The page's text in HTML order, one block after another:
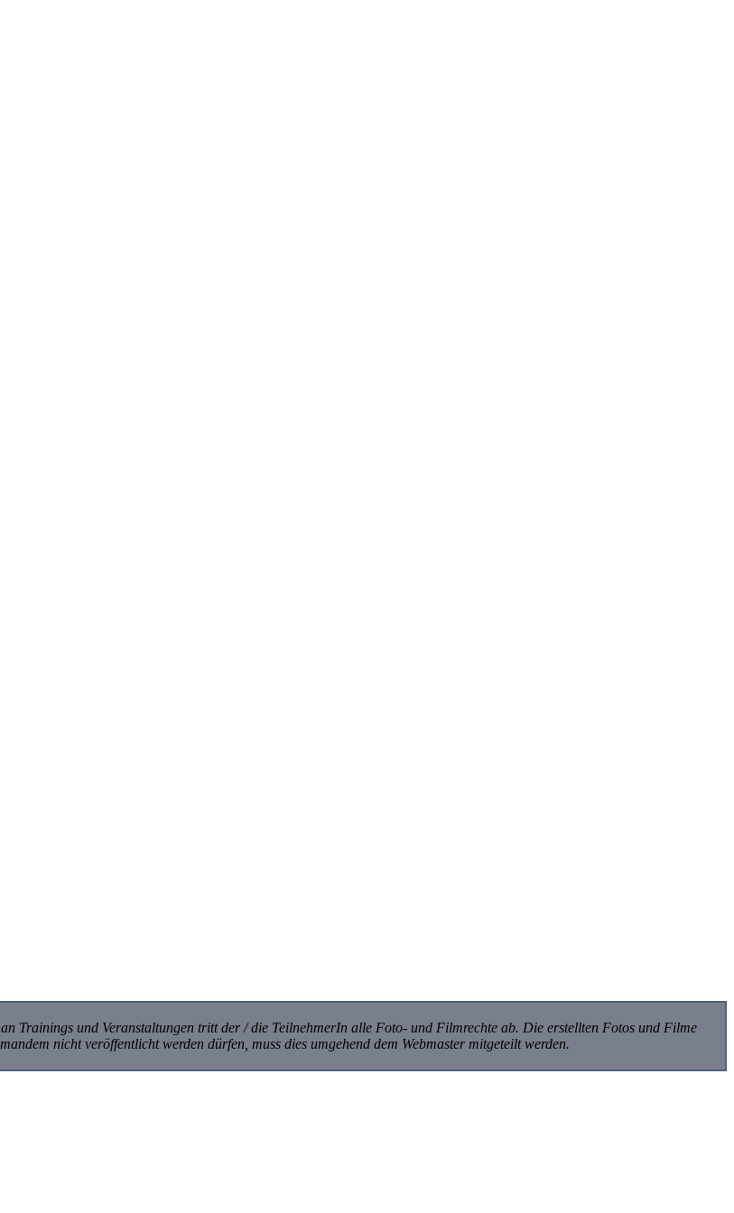
Trainings und Veranstaltungen tritt der / die TeilnehmerIn alle Foto- und Filmrechte ab. Die erstellten Fotos und Filme
nicht veröffentlicht werden dürfen, muss dies umgehend dem Webmaster mitgeteilt werden.